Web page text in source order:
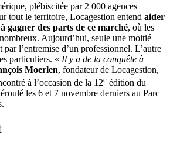
plébiscitée par 2 000 agences
tout le territoire, Locagestion entend aider
gagner des parts de ce marché, où les
Aujourd’hui, seule une moitié
par l’entremise d’un professionnel. L’autre
particuliers. « Il y a de la conquête à
Moerlen, fondateur de Locagestion,
à l’occasion de la 12e édition du
les 6 et 7 novembre derniers au Parc